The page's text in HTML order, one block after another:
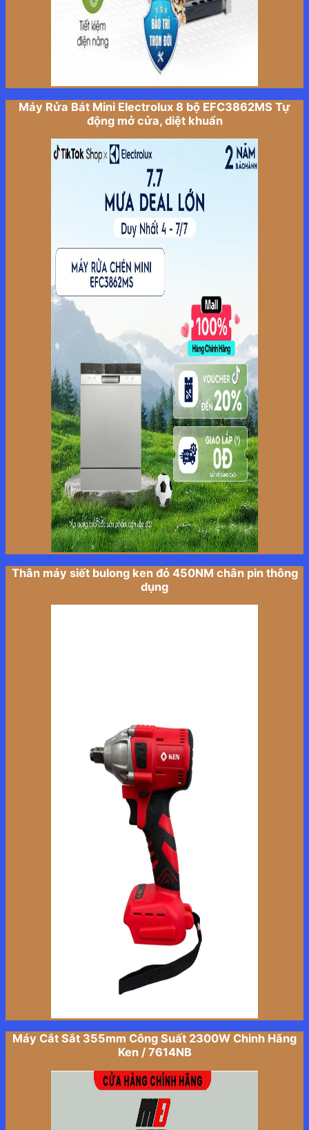
Máy Rửa Bát Mini Electrolux 8 bộ EFC3862MS Tự
động mở cửa, diệt khuẩn
Thân máy siết bulong ken đỏ 450NM chân pin thông
dụng
Máy Cắt Sắt 355mm Công Suất 2300W Chinh Hãng
Ken / 7614NB